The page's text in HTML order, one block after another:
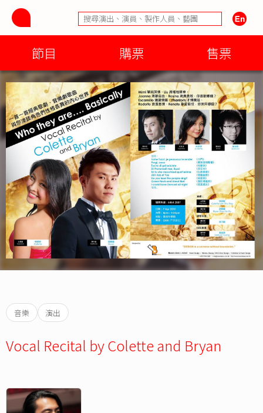
節目 購票 售票
音樂 演出
Vocal Recital by Colette and Bryan